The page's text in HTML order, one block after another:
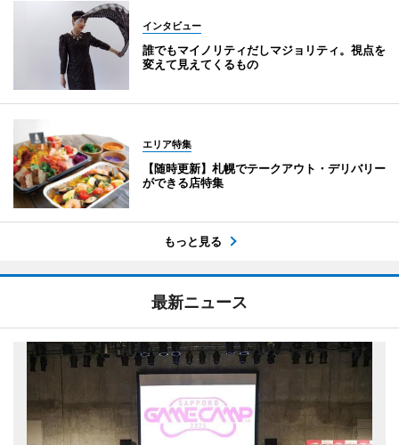
インタビュー
誰でもマイノリティだしマジョリティ。視点を
変えて見えてくるもの
エリア特集
【随時更新】札幌でテークアウト・デリバリー
ができる店特集
もっと見る
最新ニュース